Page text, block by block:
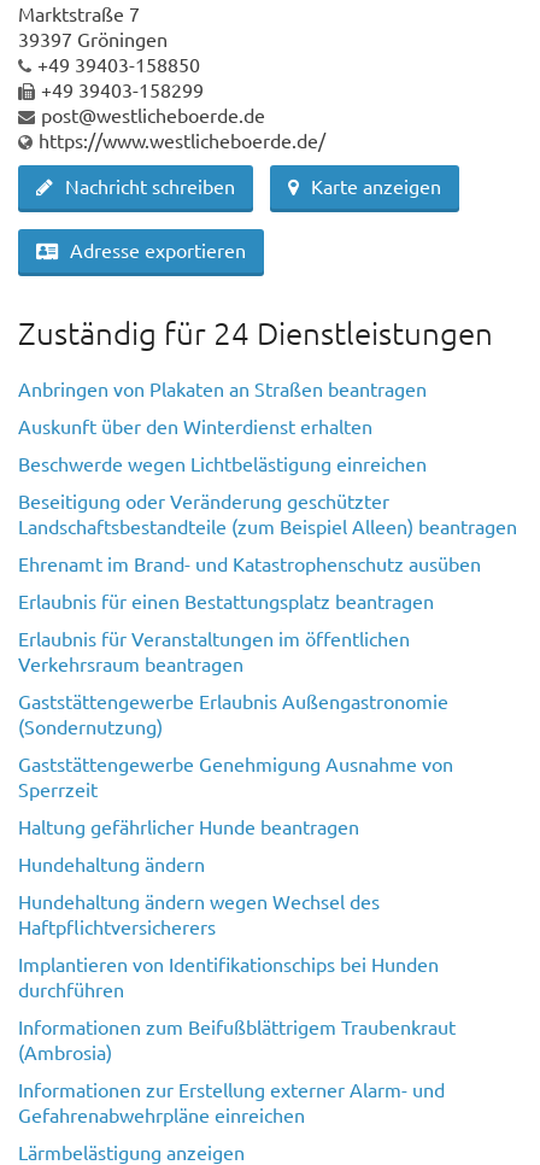
Marktstraße 7
39397 Gröningen
+49 39403-158850
+49 39403-158299
post@westlicheboerde.de
https://www.westlicheboerde.de/
Nachricht schreiben
Karte anzeigen
Adresse exportieren
Zuständig für 24 Dienstleistungen
Anbringen von Plakaten an Straßen beantragen
Auskunft über den Winterdienst erhalten
Beschwerde wegen Lichtbelästigung einreichen
Beseitigung oder Veränderung geschützter
Landschaftsbestandteile (zum Beispiel Alleen) beantragen
Ehrenamt im Brand- und Katastrophenschutz ausüben
Erlaubnis für einen Bestattungsplatz beantragen
Erlaubnis für Veranstaltungen im öffentlichen
Verkehrsraum beantragen
Gaststättengewerbe Erlaubnis Außengastronomie
(Sondernutzung)
Gaststättengewerbe Genehmigung Ausnahme von
Sperrzeit
Haltung gefährlicher Hunde beantragen
Hundehaltung ändern
Hundehaltung ändern wegen Wechsel des
Haftpflichtversicherers
Implantieren von Identifikationschips bei Hunden
durchführen
Informationen zum Beifußblättrigem Traubenkraut
(Ambrosia)
Informationen zur Erstellung externer Alarm- und
Gefahrenabwehrpläne einreichen
Lärmbelästigung anzeigen